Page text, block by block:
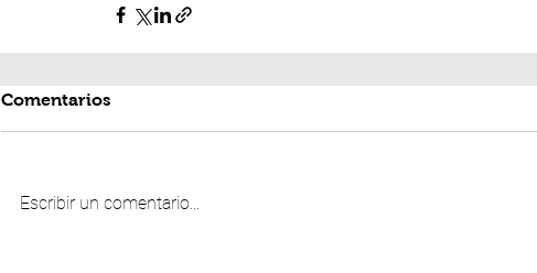
Comentarios
Escribir un comentario...